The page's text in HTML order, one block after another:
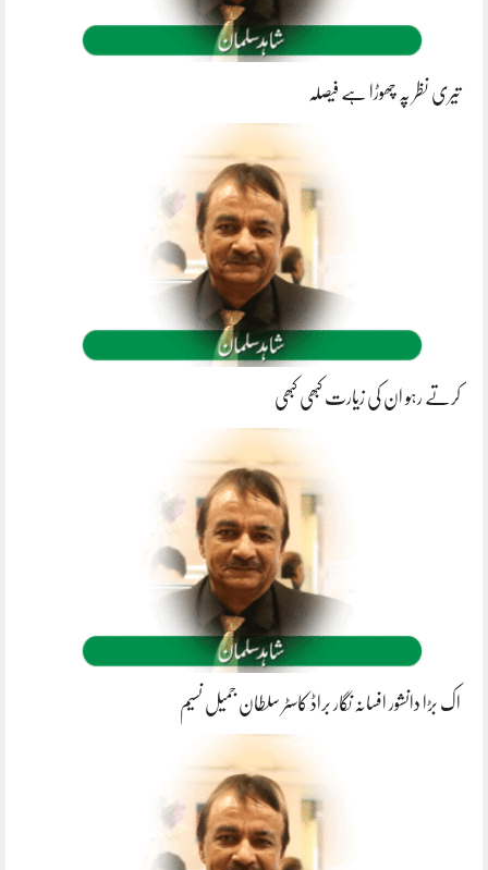
تیری نظر پہ چھوڑا ہے فیصلہ
کرتے رہو ان کی زیارت کبھی کبھی
اک بڑا دانشور افسانہ نگار براڈ کاسٹر سلطان جمیل نسیم